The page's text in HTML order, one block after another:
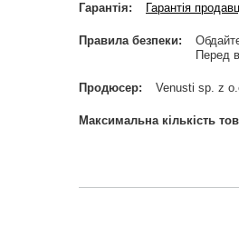
Гарантія Гарантія
Правила безпеки
Перед
Продюсер Venusti sp. z
Максимальна кількість